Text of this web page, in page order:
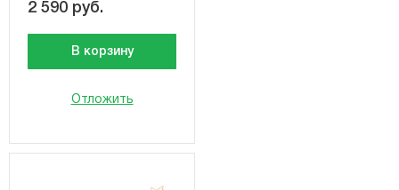
2 590 руб.
В корзину
Отложить